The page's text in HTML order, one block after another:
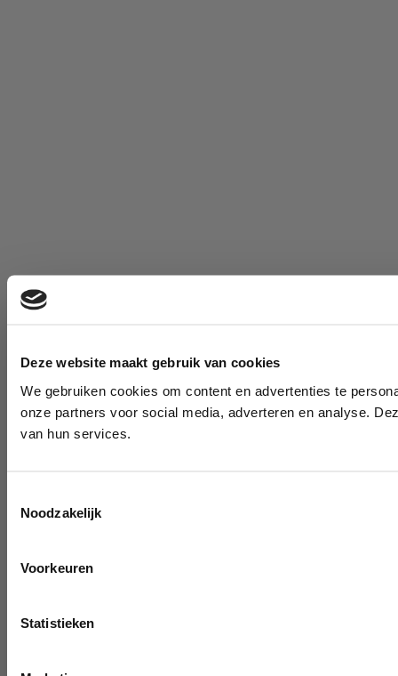
Deze website maakt gebruik van cookies
We gebruiken cookies om content en advertenties te
onze partners voor social media, adverteren en analyse.
van hun services.
Noodzakelijk
Voorkeuren
Statistieken